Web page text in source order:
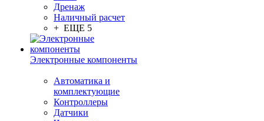
Дренаж
Наличный расчет
+ ЕЩЕ 5
Электронные компоненты
Автоматика и
комплектующие
Контроллеры
Датчики